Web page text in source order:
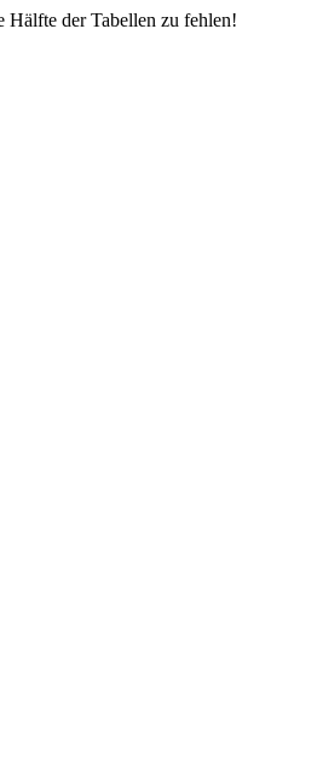
Hälfte der Tabellen zu fehlen!